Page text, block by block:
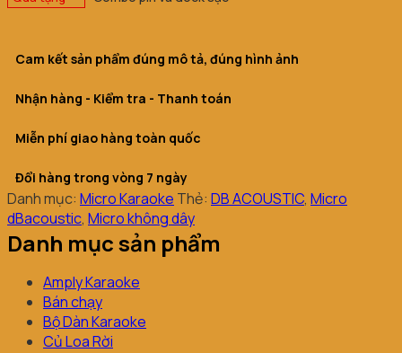
Cam kết sản phẩm đúng mô tả, đúng hình ảnh
Nhận hàng - Kiểm tra - Thanh toán
Miễn phí giao hàng toàn quốc
Đổi hàng trong vòng 7 ngày
Danh mục: Micro Karaoke Thẻ: DB ACOUSTIC, Micro
dBacoustic, Micro không dây
Danh mục sản phẩm
Amply Karaoke
Bán chạy
Bộ Dàn Karaoke
Củ Loa Rời